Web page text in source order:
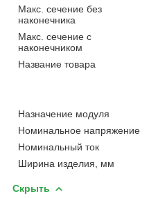
Макс. сечение без
наконечника
Макс. сечение с
наконечником
Название товара
Назначение модуля
Номинальное напряжение
Номинальный ток
Ширина изделия, мм
Скрыть